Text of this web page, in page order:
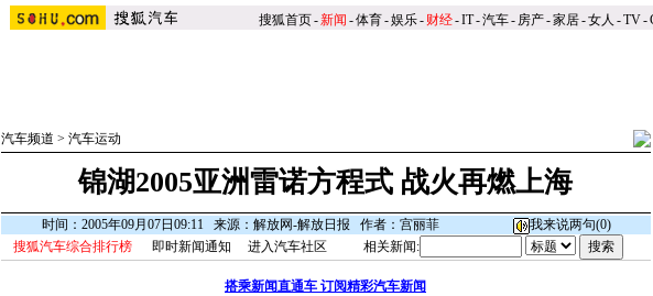
搜狐首页-新闻 -体育-娱乐- 财经-IT-汽车- 房产-家居-女人 -TV-
汽车频道 > 汽车运动
锦湖2005亚洲雷诺方程式 战火再燃上海
时间：2005年09月07日09:11 来源：解放网-解放日报 作者：宫丽菲 我来说两句(0)
搜狐汽车综合排行榜
即时新闻通知 进入汽车社区 相关新闻:
搭乘新闻直通车 订阅精彩汽车新闻